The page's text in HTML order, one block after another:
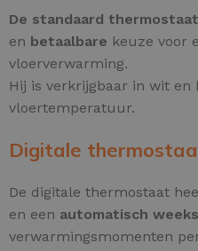
De standaard thermostaat
en betaalbare keuze voor
vloerverwarming.
Hij is verkrijgbaar in wit en
vloertemperatuur.
Digitale
De digitale thermostaat
en een automatisch
verwarmingsmomenten